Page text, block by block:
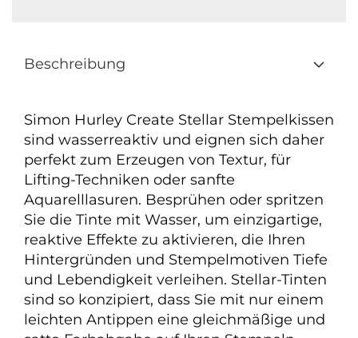
Beschreibung
Simon Hurley Create Stellar Stempelkissen
sind wasserreaktiv und eignen sich daher
perfekt zum Erzeugen von Textur, für
Lifting-Techniken oder sanfte
Aquarelllasuren. Besprühen oder spritzen
Sie die Tinte mit Wasser, um einzigartige,
reaktive Effekte zu aktivieren, die Ihren
Hintergründen und Stempelmotiven Tiefe
und Lebendigkeit verleihen. Stellar-Tinten
sind so konzipiert, dass Sie mit nur einem
leichten Antippen eine gleichmäßige und